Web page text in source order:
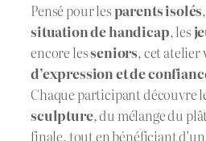
Pensé pour lesparents isolés
situation de handicap, les
encore lesseniors, cet atelier
d’expression et de
Chaque participant découvre
sculpture, du mélange du
finale, tout en bénéficiant